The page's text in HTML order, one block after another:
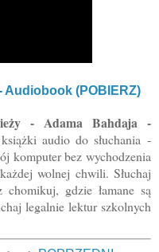
Audiobook (POBIERZ)
- Adama Bahdaja -
audio do słuchania -
komputer bez wychodzenia
wolnej chwili. Słuchaj
gdzie łamane są
legalnie lektur szkolnych